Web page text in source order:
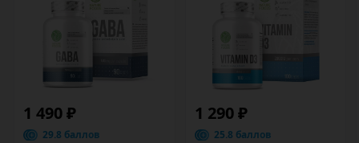
1 490 ₽
29.8 баллов
1 290 ₽
25.8 баллов